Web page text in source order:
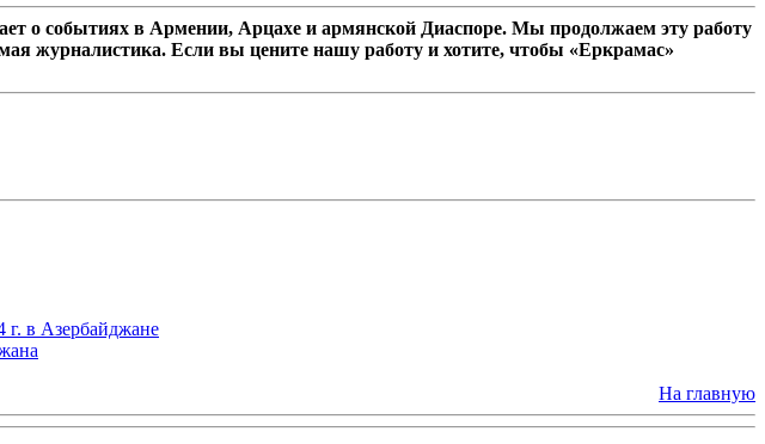
о событиях в Армении, Арцахе и армянской Диаспоре. Мы продолжаем эту работу
журналистика. Если вы цените нашу работу и хотите, чтобы «Еркрамас»
г. в Азербайджане
На главную